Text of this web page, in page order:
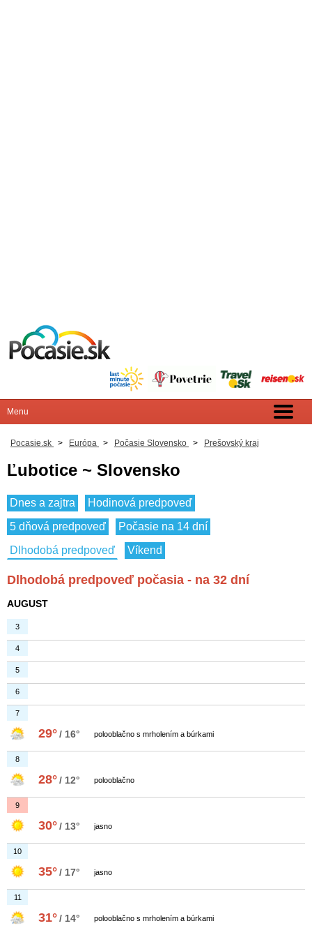
Pocasie.sk > Európa > Počasie Slovensko > Prešovský kraj
Ľubotice ~ Slovensko
Dnes a zajtra
Hodinová predpoveď
5 dňová predpoveď
Počasie na 14 dní
Dlhodobá predpoveď
Víkend
Dlhodobá predpoveď počasia - na 32 dní
AUGUST
3
4
5
6
7
29°/ 16° polooblačno s mrholením a búrkami
8
28°/ 12° polooblačno
9
30°/ 13° jasno
10
35°/ 17° jasno
11
31°/ 14° polooblačno s mrholením a búrkami